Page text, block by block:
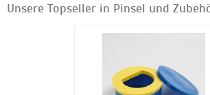
Unsere Topseller in Pinsel und